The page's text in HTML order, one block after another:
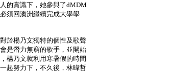
的賞識下，她參與了dMDM
須回澳洲繼續完成大學學
於楊乃文獨特的個性及歌聲
是潛力無窮的歌手，並開始
楊乃文就利用寒暑假的時間
起努力下，不久後，林暐哲